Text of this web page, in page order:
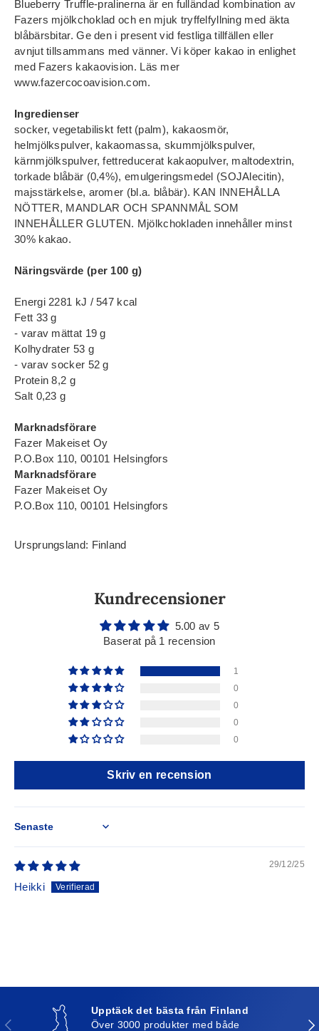
Blueberry Truffle‑pralinerna är en fulländad kombination av
Fazers mjölkchoklad och en mjuk tryffelfyllning med äkta
blåbärsbitar. Ge den i present vid festliga tillfällen eller
avnjut tillsammans med vänner. Vi köper kakao in enlighet
med Fazers kakaovision. Läs mer
www.fazercocoavision.com.
Ingredienser
socker, vegetabiliskt fett (palm), kakaosmör,
helmjölkspulver, kakaomassa, skummjölkspulver,
kärnmjölkspulver, fettreducerat kakaopulver, maltodextrin,
torkade blåbär (0,4%), emulgeringsmedel (SOJAlecitin),
majsstärkelse, aromer (bl.a. blåbär). KAN INNEHÅLLA
NÖTTER, MANDLAR OCH SPANNMÅL SOM
INNEHÅLLER GLUTEN. Mjölkchokladen innehåller minst
30% kakao.
Näringsvärde (per 100 g)
Energi 2281 kJ / 547 kcal
Fett 33 g
- varav mättat 19 g
Kolhydrater 53 g
- varav socker 52 g
Protein 8,2 g
Salt 0,23 g
Marknadsförare
Fazer Makeiset Oy
P.O.Box 110, 00101 Helsingfors
Marknadsförare
Fazer Makeiset Oy
P.O.Box 110, 00101 Helsingfors
Ursprungsland: Finland
Kundrecensioner
5.00 av 5
Baserat på 1 recension
1
0
0
0
0
Skriv en recension
Sort by
29/12/25
Heikki
Tidigare
Upptäck det bästa från Finland
Över 3000 produkter med både